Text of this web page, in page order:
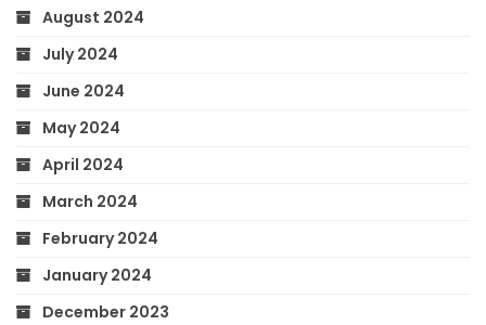
August 2024
July 2024
June 2024
May 2024
April 2024
March 2024
February 2024
January 2024
December 2023